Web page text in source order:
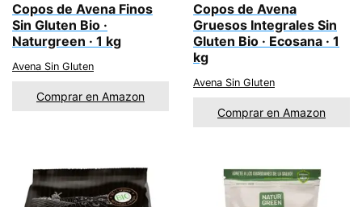
Copos de Avena Finos
Sin Gluten Bio ·
Naturgreen · 1 kg
Avena Sin Gluten
Comprar en Amazon
Copos de Avena
Gruesos Integrales Sin
Gluten Bio · Ecosana · 1
kg
Avena Sin Gluten
Comprar en Amazon